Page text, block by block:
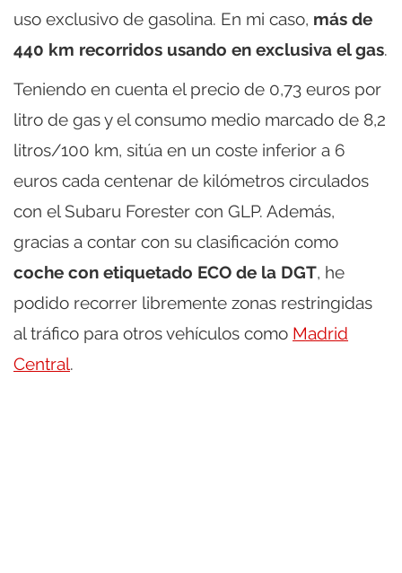
uso exclusivo de gasolina. En mi caso, más de
440 km recorridos usando en exclusiva el gas.
Teniendo en cuenta el precio de 0,73 euros por
litro de gas y el consumo medio marcado de 8,2
litros/100 km, sitúa en un coste inferior a 6
euros cada centenar de kilómetros circulados
con el Subaru Forester con GLP. Además,
gracias a contar con su clasificación como
coche con etiquetado ECO de la DGT, he
podido recorrer libremente zonas restringidas
al tráfico para otros vehículos como Madrid
Central.